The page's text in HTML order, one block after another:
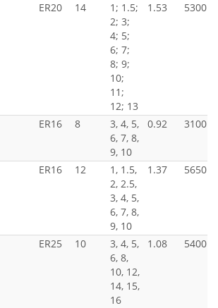
ER20 14
1; 1.5;
2; 3;
4; 5;
6; 7;
8; 9;
10;
11;
12; 13
1.53 5300
ER16 8
3, 4, 5,
6, 7, 8,
9, 10
0.92 3100
ER16 12
1, 1.5,
2, 2.5,
3, 4, 5,
6, 7, 8,
9, 10
1.37 5650
ER25 10
3, 4, 5,
6, 8,
10, 12,
14, 15,
16
1.08 5400